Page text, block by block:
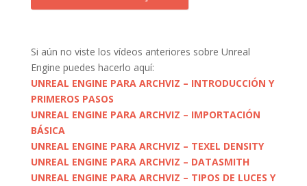
Si aún no viste los vídeos anteriores sobre Unreal
Engine puedes hacerlo aquí:
UNREAL ENGINE PARA ARCHVIZ – INTRODUCCIÓN Y
PRIMEROS PASOS
UNREAL ENGINE PARA ARCHVIZ – IMPORTACIÓN
BÁSICA
UNREAL ENGINE PARA ARCHVIZ – TEXEL DENSITY
UNREAL ENGINE PARA ARCHVIZ – DATASMITH
UNREAL ENGINE PARA ARCHVIZ – TIPOS DE LUCES Y